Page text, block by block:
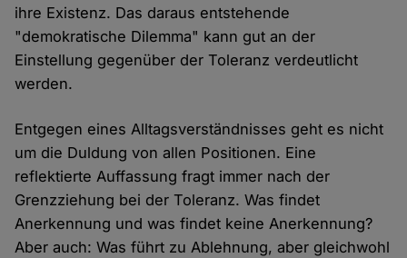
ihre Existenz. Das daraus entstehende
"demokratische Dilemma" kann gut an der
Einstellung gegenüber der Toleranz verdeutlicht
werden.
Entgegen eines Alltagsverständnisses geht es nicht
um die Duldung von allen Positionen. Eine
reflektierte Auffassung fragt immer nach der
Grenzziehung bei der Toleranz. Was findet
Anerkennung und was findet keine Anerkennung?
Aber auch: Was führt zu Ablehnung, aber gleichwohl